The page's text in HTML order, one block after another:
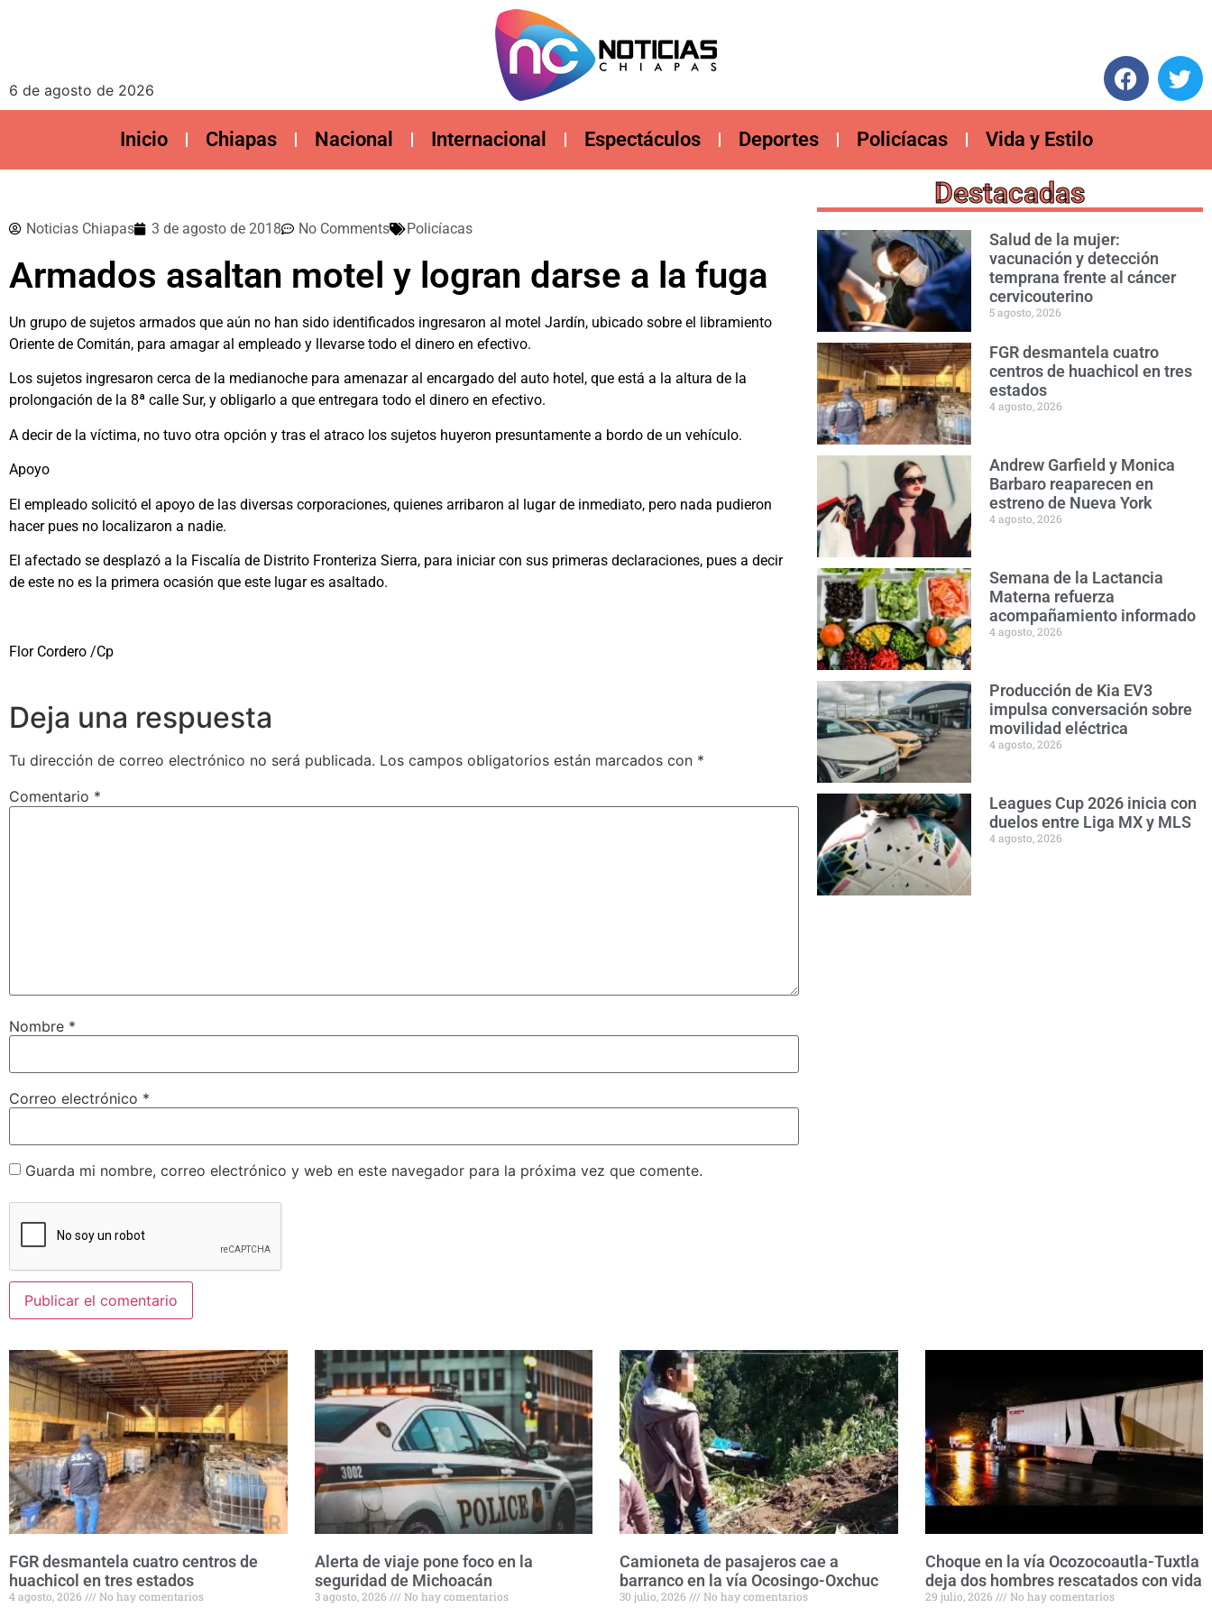
6 de agosto de 2026
Inicio Chiapas Nacional Internacional Espectáculos Deportes Policíacas Vida y Estilo
Noticias Chiapas 3 de agosto de 2018 No Comments Policíacas
Armados asaltan motel y logran darse a la fuga
Un grupo de sujetos armados que aún no han sido identificados ingresaron al motel Jardín, ubicado sobre el libramiento
Oriente de Comitán, para amagar al empleado y llevarse todo el dinero en efectivo.
Los sujetos ingresaron cerca de la medianoche para amenazar al encargado del auto hotel, que está a la altura de la
prolongación de la 8ª calle Sur, y obligarlo a que entregara todo el dinero en efectivo.
A decir de la víctima, no tuvo otra opción y tras el atraco los sujetos huyeron presuntamente a bordo de un vehículo.
Apoyo
El empleado solicitó el apoyo de las diversas corporaciones, quienes arribaron al lugar de inmediato, pero nada pudieron
hacer pues no localizaron a nadie.
El afectado se desplazó a la Fiscalía de Distrito Fronteriza Sierra, para iniciar con sus primeras declaraciones, pues a decir
de este no es la primera ocasión que este lugar es asaltado.
Flor Cordero /Cp
Deja una respuesta
Tu dirección de correo electrónico no será publicada. Los campos obligatorios están marcados con *
Comentario *
Nombre *
Correo electrónico *
Guarda mi nombre, correo electrónico y web en este navegador para la próxima vez que comente.
Destacadas
Salud de la mujer:
vacunación y detección
temprana frente al cáncer
cervicouterino
5 agosto, 2026
FGR desmantela cuatro
centros de huachicol en tres
estados
4 agosto, 2026
Andrew Garfield y Monica
Barbaro reaparecen en
estreno de Nueva York
4 agosto, 2026
Semana de la Lactancia
Materna refuerza
acompañamiento informado
4 agosto, 2026
Producción de Kia EV3
impulsa conversación sobre
movilidad eléctrica
4 agosto, 2026
Leagues Cup 2026 inicia con
duelos entre Liga MX y MLS
4 agosto, 2026
FGR desmantela cuatro centros de
huachicol en tres estados
4 agosto, 2026 No hay comentarios
Alerta de viaje pone foco en la
seguridad de Michoacán
3 agosto, 2026 No hay comentarios
Camioneta de pasajeros cae a
barranco en la vía Ocosingo-Oxchuc
30 julio, 2026 No hay comentarios
Choque en la vía Ocozocoautla-Tuxtla
deja dos hombres rescatados con vida
29 julio, 2026 No hay comentarios